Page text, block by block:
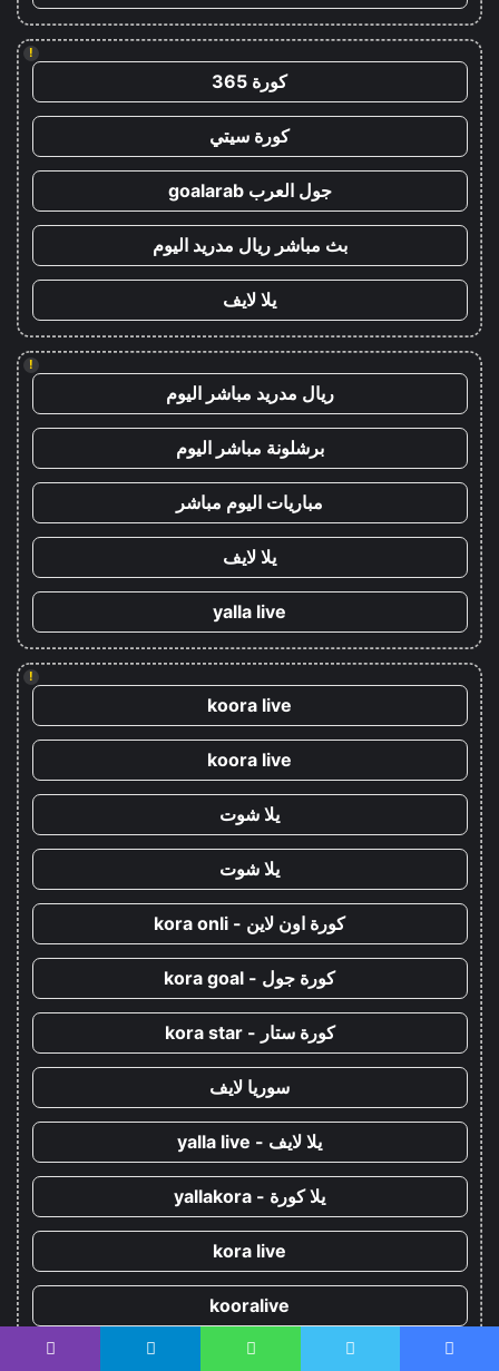
!
كورة 365
كورة سيتي
جول العرب goalarab
بث مباشر ريال مدريد اليوم
يلا لايف
!
ريال مدريد مباشر اليوم
برشلونة مباشر اليوم
مباريات اليوم مباشر
يلا لايف
yalla live
!
koora live
koora live
يلا شوت
يلا شوت
كورة اون لاين - kora onli
كورة جول - kora goal
كورة ستار - kora star
سوريا لايف
يلا لايف - yalla live
يلا كورة - yallakora
kora live
kooralive
koora 365